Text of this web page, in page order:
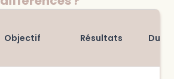
Objectif Résultats Durée